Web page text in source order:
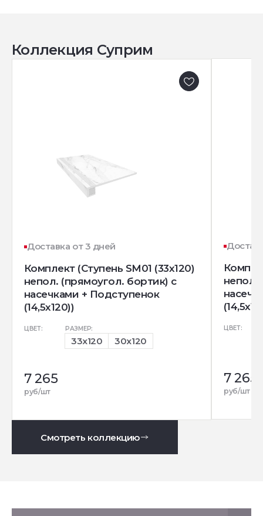
Коллекция Суприм
Доставка от 3 дней
Комплект (Ступень SM01 (33x120)
непол. (прямоугол. бортик) с
насечками + Подступенок
(14,5x120))
ЦВЕТ: РАЗМЕР:
33x120 30x120
7 265
руб/шт
непол.
ЦВЕТ:
7 265
руб/шт
Смотреть коллекцию